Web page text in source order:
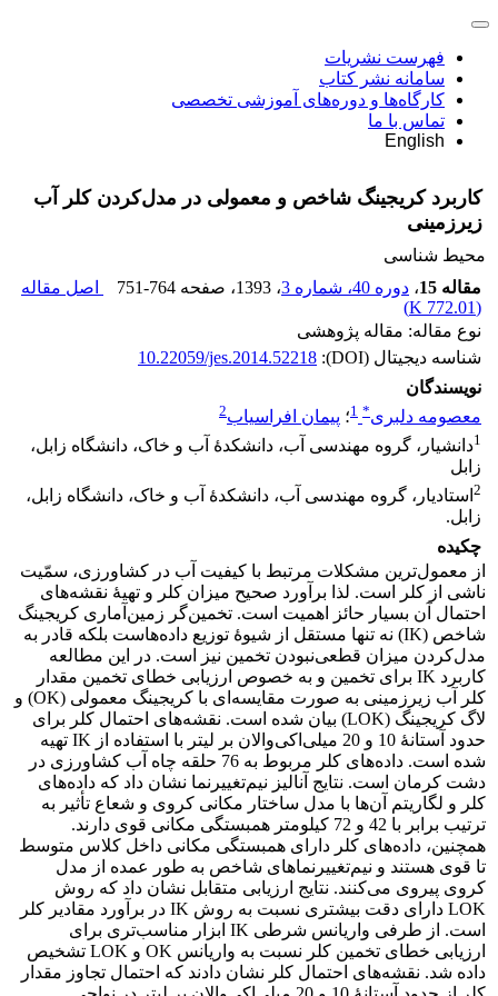
فهرست نشریات
سامانه نشر کتاب
کارگاه‌ها و دوره‌های آموزشی تخصصی
تماس با ما
English
کاربرد کریجینگ شاخص و معمولی در مدل‌کردن کلر آب
زیرزمینی
محیط شناسی
مقاله 15
، دوره 40، شماره 3 ، 1393 ، صفحه 751-764
اصل مقاله
(
772.01 K
)
نوع مقاله: مقاله پژوهشی
شناسه دیجیتال (DOI):
10.22059/jes.2014.52218
نویسندگان
معصومه دلبری*
1؛ پیمان افراسیاب2
1دانشیار، گروه مهندسی آب، دانشکدۀ آب و خاک، دانشگاه زابل،
زابل
2 استادیار، گروه مهندسی آب، دانشکدۀ آب و خاک، دانشگاه زابل،
زابل.
چکیده
از معمول‌ترین مشکلات مرتبط با کیفیت آب در کشاورزی، سمّیت
ناشی از کلر است. لذا برآورد صحیح میزان کلر و تهیۀ نقشه‌های
احتمال آن بسیار حائز اهمیت است. تخمین‌گر زمین‌آماری کریجینگ
شاخص (IK) نه تنها مستقل از شیوۀ توزیع داده‌‌هاست بلکه قادر به
مدل‌کردن میزان قطعی‌نبودن تخمین نیز است. در این مطالعه
کاربرد IK برای تخمین و به خصوص ارزیابی خطای تخمین مقدار
کلر آب زیرزمینی به صورت مقایسه‌‌ای با کریجینگ معمولی (OK) و
لاگ کریجینگ (LOK) بیان شده است. نقشه‌‌های احتمال کلر برای
حدود آستانۀ 10 و 20 میلی‌‌اکی‌‌والان بر لیتر با استفاده از IK تهیه
شده است. داده‌‌های کلر مربوط به 76 حلقه چاه آب کشاورزی در
دشت کرمان است. نتایج آنالیز نیم‌‌تغییرنما نشان داد که داده‌‌های
کلر و لگاریتم آن‌‌ها با مدل ساختار مکانی کروی و شعاع تأثیر به
ترتیب برابر با 42 و 72 کیلومتر همبستگی مکانی قوی دارند.
همچنین، داده‌‌های کلر دارای همبستگی مکانی داخل کلاس متوسط
تا قوی هستند و نیم‌‌تغییرنماهای شاخص به طور عمده از مدل
کروی پیروی می‌‌کنند. نتایج ارزیابی متقابل نشان داد که روش
LOK دارای دقت بیشتری نسبت به روش IK در برآورد مقادیر کلر
است. از طرفی واریانس شرطی IK ابزار مناسب‌‌تری برای
ارزیابی خطای تخمین کلر نسبت به واریانس OK و LOK تشخیص
داده شد. نقشه‌‌های احتمال کلر نشان دادند که احتمال تجاوز مقدار